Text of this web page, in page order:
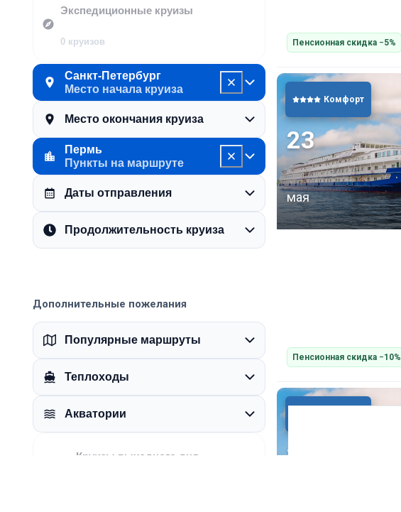
Экспедиционные круизы
0 круизов
Санкт-Петербург
Место начала круиза
Место окончания круиза
Пермь
Пункты на маршруте
Даты отправления
Продолжительность круиза
Дополнительные пожелания
Популярные маршруты
Теплоходы
Акватории
Круизы выходного дня
Пенсионная скидка −5%
Комфорт
23
мая
Пенсионная скидка −10%
23